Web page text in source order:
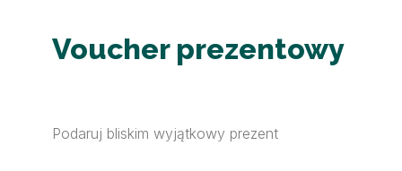
Voucher prezentowy
Podaruj bliskim wyjątkowy prezent